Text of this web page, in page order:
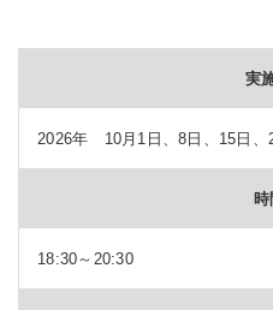
実
2026年 10月1日、8日、15日、
時
18:30～20:30